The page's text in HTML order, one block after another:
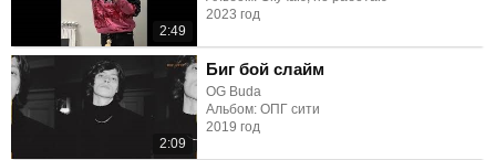
2:49
2023 год
2:09
Биг бой слайм
OG Buda
Альбом: ОПГ сити
2019 год